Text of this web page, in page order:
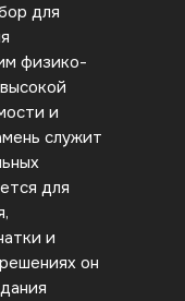
для
физико-
и
служит
для
и
он